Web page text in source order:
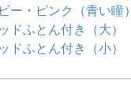
ー・ピンク（青い瞳）
ドふとん付き（大）
ドふとん付き（小）